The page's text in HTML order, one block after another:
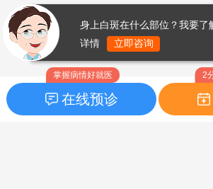
掌握病情好就医
在线预诊
2
身上白斑在什么部位？我要了
详情
立即咨询